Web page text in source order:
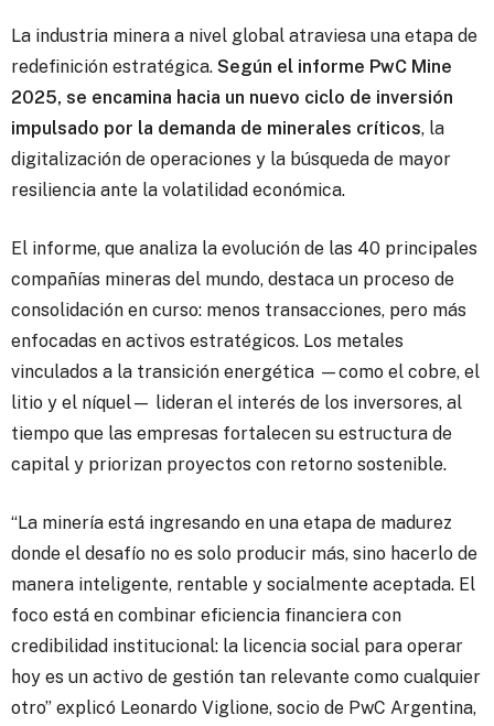
La industria minera a nivel global atraviesa una etapa de
redefinición estratégica. Según el informe PwC Mine
2025, se encamina hacia un nuevo ciclo de inversión
impulsado por la demanda de minerales críticos, la
digitalización de operaciones y la búsqueda de mayor
resiliencia ante la volatilidad económica.
El informe, que analiza la evolución de las 40 principales
compañías mineras del mundo, destaca un proceso de
consolidación en curso: menos transacciones, pero más
enfocadas en activos estratégicos. Los metales
vinculados a la transición energética —como el cobre, el
litio y el níquel— lideran el interés de los inversores, al
tiempo que las empresas fortalecen su estructura de
capital y priorizan proyectos con retorno sostenible.
“La minería está ingresando en una etapa de madurez
donde el desafío no es solo producir más, sino hacerlo de
manera inteligente, rentable y socialmente aceptada. El
foco está en combinar eficiencia financiera con
credibilidad institucional: la licencia social para operar
hoy es un activo de gestión tan relevante como cualquier
otro” explicó Leonardo Viglione, socio de PwC Argentina,